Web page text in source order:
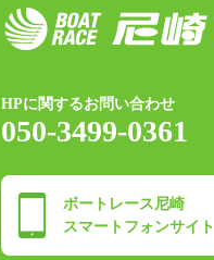
HPに関するお問い合わせ
050-3499-0361
ボートレース尼崎
スマートフォンサイト